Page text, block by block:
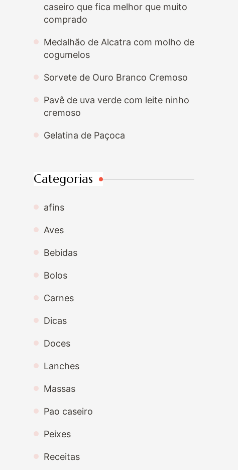
caseiro que fica melhor que muito
comprado
Medalhão de Alcatra com molho de
cogumelos
Sorvete de Ouro Branco Cremoso
Pavê de uva verde com leite ninho
cremoso
Gelatina de Paçoca
Categorias
afins
Aves
Bebidas
Bolos
Carnes
Dicas
Doces
Lanches
Massas
Pao caseiro
Peixes
Receitas